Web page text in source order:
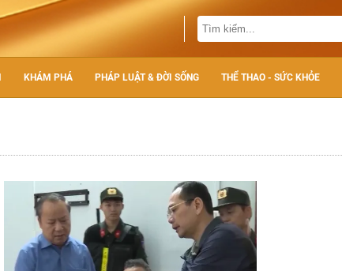
KHÁM PHÁ PHÁP LUẬT & ĐỜI SỐNG THỂ THAO - SỨC KHỎE